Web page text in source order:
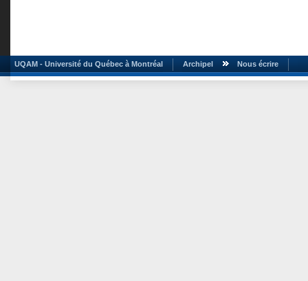
UQAM - Université du Québec à Montréal Archipel Nous écrire